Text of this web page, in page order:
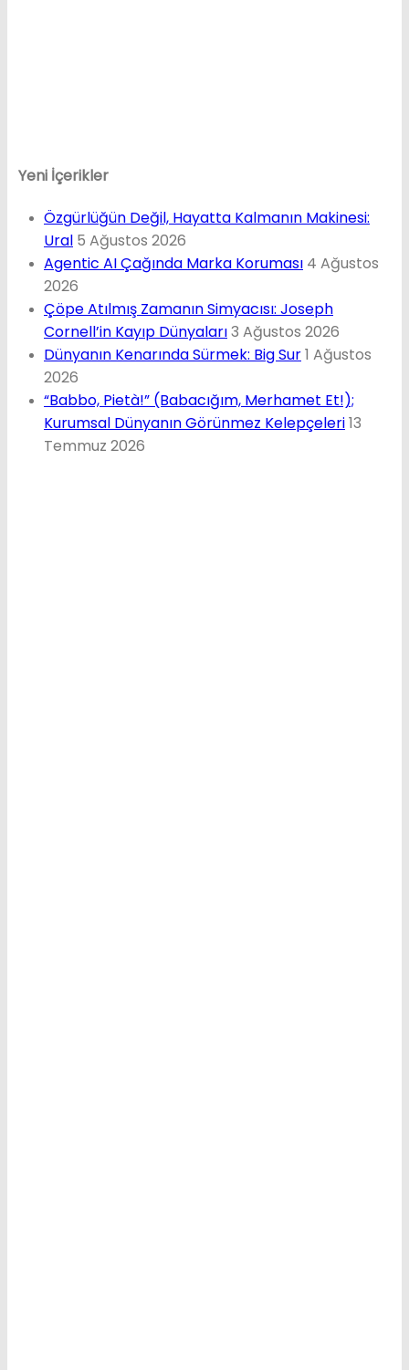
Yeni İçerikler
Özgürlüğün Değil, Hayatta Kalmanın Makinesi:
Ural 5 Ağustos 2026
Agentic AI Çağında Marka Koruması 4 Ağustos
2026
Çöpe Atılmış Zamanın Simyacısı: Joseph
Cornell’in Kayıp Dünyaları3 Ağustos 2026
Dünyanın Kenarında Sürmek: Big Sur1 Ağustos
2026
“Babbo, Pietà!” (Babacığım, Merhamet Et!);
Kurumsal Dünyanın Görünmez Kelepçeleri13
Temmuz 2026